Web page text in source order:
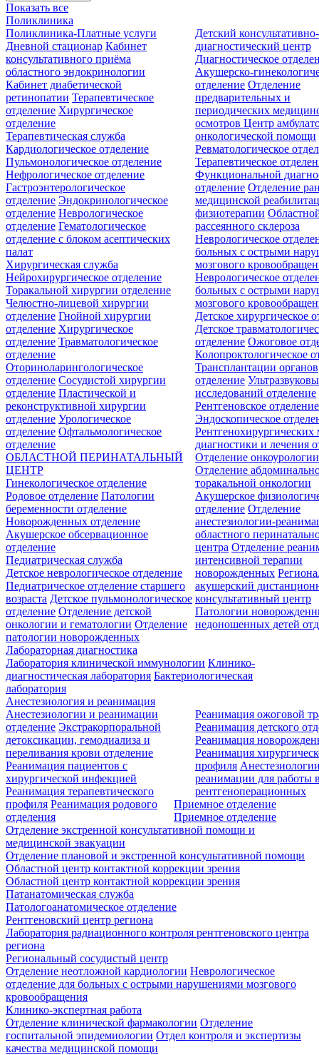
Показать все
Поликлиника
Поликлиника-Платные услуги
Дневной стационар Кабинет
консультативного приёма
областного эндокринологии
Кабинет диабетической
ретинопатии Терапевтическое
отделение Хирургическое
отделение
Детский консультативно-
диагностический центр
Диагностическое
Акушерско-
отделение Отделение
предварительных и
периодических
осмотровЦентр
онкологической помощи
Терапевтическая служба
Кардиологическое отделение
Пульмонологическое отделение
Нефрологическое отделение
Гастроэнтерологическое
отделение Эндокринологическое
отделение Неврологическое
отделение Гематологическое
отделение c блоком асептических
палат
Ревматологическое
Терапевтическое
Функциональной
отделение Отделение
медицинской
физиотерапии
рассеянного склероза
Неврологическое
больных с острыми
мозгового
Неврологическое
больных с острыми
мозгового
Хирургическая служба
Нейрохирургическое отделение
Торакальной хирургии отделение
Челюстно-лицевой хирургии
отделение Гнойной хирургии
отделение Хирургическое
отделение Травматологическое
отделение
Оториноларингологическое
отделение Сосудистой хирургии
отделение Пластической и
реконструктивной хирургии
отделение Урологическое
отделение Офтальмологическое
отделение
Детское хирургическое
Детское
отделение Ожоговое
Колопроктологическое
Трансплантации органов
отделение
исследований отделение
Рентгеновское отделение
Эндоскопическое
Рентгенохирургических
диагностики и лечения
Отделение онкоурологии
Отделение
торакальной онкологии
ОБЛАСТНОЙ ПЕРИНАТАЛЬНЫЙ
ЦЕНТР
Гинекологическое отделение
Родовое отделение Патологии
беременности отделение
Новорожденных отделение
Акушерское обсервационное
отделение
Акушерское
отделение Отделение
анестезиологии-
областного
центра Отделение
интенсивной терапии
новорожденных
акушерский
консультативный центр
Патологии
недоношенных детей
Педиатрическая служба
Детское неврологическое отделение
Педиатрическое отделение старшего
возраста Детское пульмонологическое
отделение Отделение детской
онкологии и гематологии Отделение
патологии новорожденных
Лабораторная диагностика
Лаборатория клинической иммунологии Клинико-
диагностическая лаборатория Бактериологическая
лаборатория
Анестезиология и реанимация
Анестезиологии и реанимации
отделение Экстракорпоральной
детоксикации, гемодиализа и
переливания крови отделение
Реанимация пациентов с
хирургической инфекцией
Реанимация терапевтического
профиля Реанимация родового
отделения
Реанимация ожоговой
Реанимация детского
Реанимация
Реанимация
профиля
реанимации для работы
рентгеноперационных
Приемное отделение
Приемное отделение
Отделение экстренной консультативной помощи и
медицинской эвакуации
Отделение плановой и экстренной консультативной помощи
Областной центр контактной коррекции зрения
Областной центр контактной коррекции зрения
Патанатомическая служба
Патологоанатомическое отделение
Рентгеновский центр региона
Лаборатория радиационного контроля рентгеновского центра
региона
Региональный сосудистый центр
Отделение неотложной кардиологии Неврологическое
отделение для больных с острыми нарушениями мозгового
кровообращения
Клинико-экспертная работа
Отделение клинической фармакологии Отделение
госпитальной эпидемиологии Отдел контроля и экспертизы
качества медицинской помощи